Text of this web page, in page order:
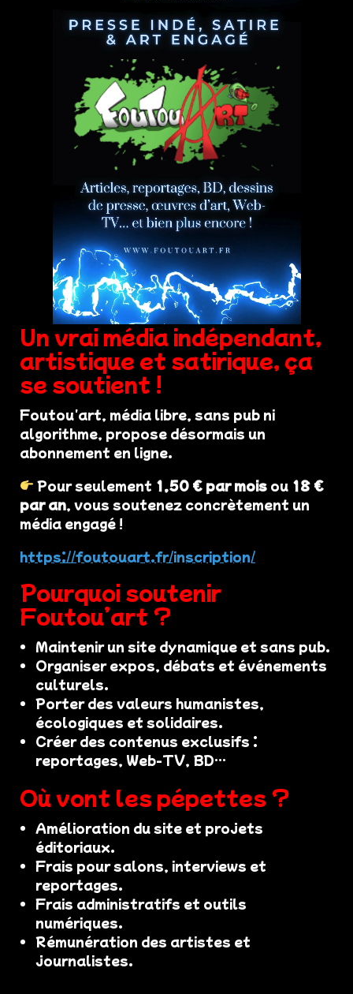
Un vrai média indépendant,
artistique et satirique, ça
se soutient !
Foutou'art, média libre, sans pub ni
algorithme, propose désormais un
abonnement en ligne.
Pour seulement 1,50 € par mois ou 18 €
par an, vous soutenez concrètement un
média engagé !
https://foutouart.fr/inscription/
Pourquoi soutenir
Foutou’art ?
Maintenir un site dynamique et sans pub.
Organiser expos, débats et événements
culturels.
Porter des valeurs humanistes,
écologiques et solidaires.
Créer des contenus exclusifs :
reportages, Web-TV, BD…
Où vont les pépettes ?
Amélioration du site et projets
éditoriaux.
Frais pour salons, interviews et
reportages.
Frais administratifs et outils
numériques.
Rémunération des artistes et
journalistes.